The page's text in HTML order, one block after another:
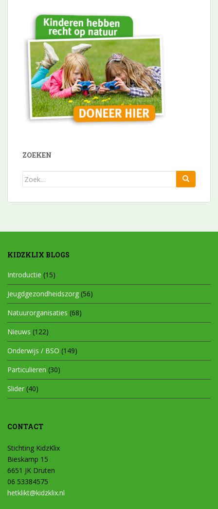
ZOEKEN
Zoek
KIDZKLIX BLOGS
Introductie (15)
Jeugdgezondheidszorg (56)
Natuurorganisaties (68)
Nieuws (122)
Onderwijs / BSO (149)
Particulieren (30)
Slider (40)
CONTACT
Stichting KidzKlix
Bieskamp 15
6651 JK Druten
06 53384575
hetklikt@kidzklix.nl